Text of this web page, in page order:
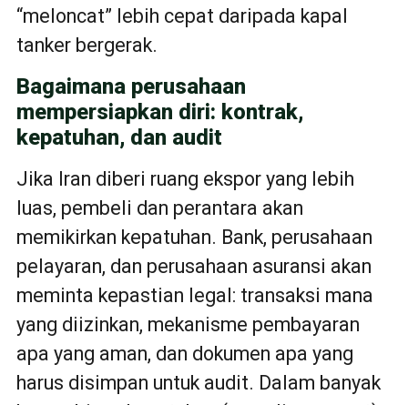
“meloncat” lebih cepat daripada kapal
tanker bergerak.
Bagaimana perusahaan
mempersiapkan diri: kontrak,
kepatuhan, dan audit
Jika Iran diberi ruang ekspor yang lebih
luas, pembeli dan perantara akan
memikirkan kepatuhan. Bank, perusahaan
pelayaran, dan perusahaan asuransi akan
meminta kepastian legal: transaksi mana
yang diizinkan, mekanisme pembayaran
apa yang aman, dan dokumen apa yang
harus disimpan untuk audit. Dalam banyak